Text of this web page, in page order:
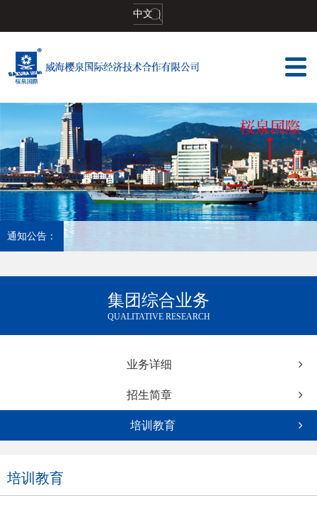
中文 |
通知公告：
集团综合业务
QUALITATIVE RESEARCH
业务详细
招生简章
培训教育
培训教育